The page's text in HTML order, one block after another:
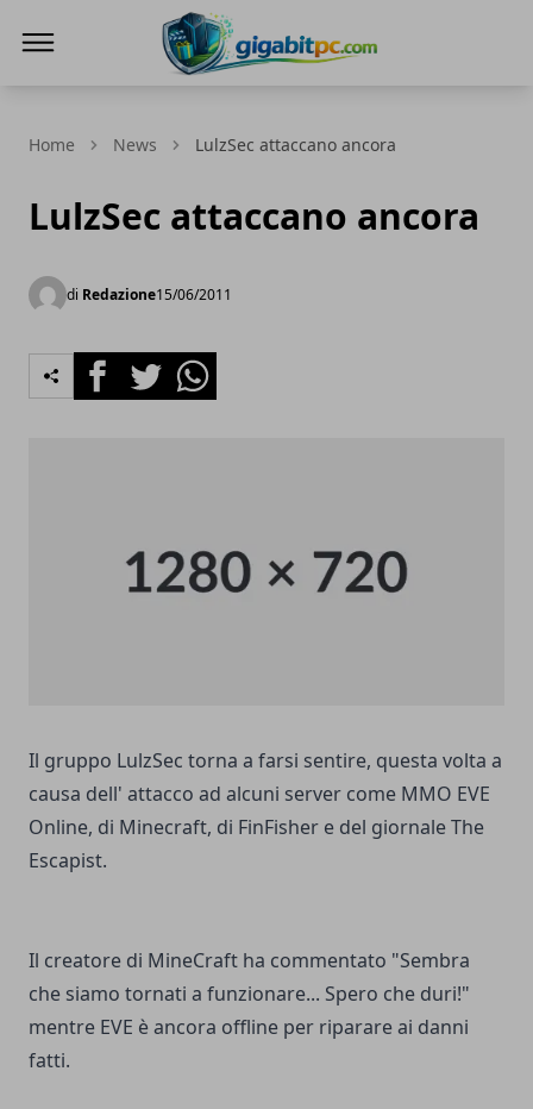
Home News LulzSec attaccano ancora
LulzSec attaccano ancora
di Redazione15/06/2011
FacebookTwitterWhatsapp
Il gruppo LulzSec torna a farsi sentire, questa volta a
causa dell' attacco ad alcuni server come MMO EVE
Online, di Minecraft, di FinFisher e del giornale The
Escapist.
Il creatore di MineCraft ha commentato "Sembra
che siamo tornati a funzionare... Spero che duri!"
mentre EVE è ancora offline per riparare ai danni
fatti.